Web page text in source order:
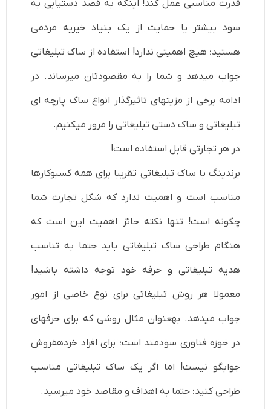
قدرت مناسبی عمل کند! اینکه به­ قصد دستیابی به
سود بیشتر یا حمایت از یک بنیاد خیریه مردمی
هستید؛ هیچ اهمیتی ندارد! استفاده از ساک تبلیغاتی
جواب می­دهد و شما را به مقصودتان می­رساند. در
ادامه برخی از مزیت­های تاثیرگذار انواع ساک پارچه­ ای
تبلیغاتی و ساک دستی تبلیغاتی را مرور می­کنیم.
در هر تجارتی قابل استفاده است!
برندینگ با ساک تبلیغاتی تقریبا برای همه کسب­وکارها
مناسب است و اهمیت ندارد که شکل تجارت شما
چگونه است! تنها نکته­ حائز اهمیت این است که
هنگام طراحی ساک تبلیغاتی باید حتما به تناسب
هدیه تبلیغاتی و حرفه خود توجه داشته باشید!
معمولا هر روش تبلیغاتی برای نوع خاصی از امور
جواب می­دهد. به­عنوان مثال روشی که برای حرفه­­ای
در حوزه فناوری سودمند است؛ برای افراد خرده­فروش
جوابگو نیست! اما اگر یک ساک تبلیغاتی مناسب
طراحی کنید؛ حتما به اهداف و مقاصد خود می­رسید.